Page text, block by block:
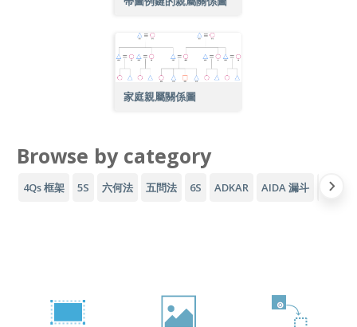
家庭親屬關係圖
Browse by category
4Qs 框架 5S 六何法 五問法 6S ADKAR AIDA 漏斗 AWS